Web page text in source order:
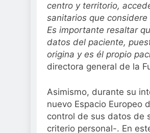
centro y territorio,
sanitarios que
Es importante resaltar
datos del paciente,
origina y es él propio
directora general de la
Asimismo, durante su
nuevo Espacio Europeo
control de sus datos de
criterio personal-. En